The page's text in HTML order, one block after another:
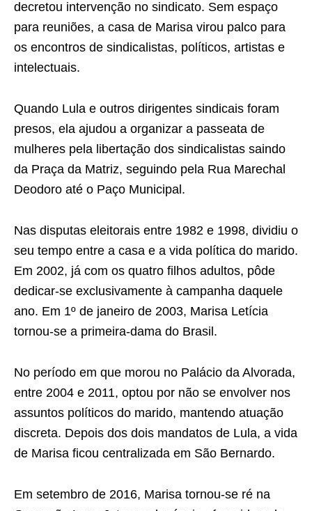
decretou intervenção no sindicato. Sem espaço
para reuniões, a casa de Marisa virou palco para
os encontros de sindicalistas, políticos, artistas e
intelectuais.
Quando Lula e outros dirigentes sindicais foram
presos, ela ajudou a organizar a passeata de
mulheres pela libertação dos sindicalistas saindo
da Praça da Matriz, seguindo pela Rua Marechal
Deodoro até o Paço Municipal.
Nas disputas eleitorais entre 1982 e 1998, dividiu o
seu tempo entre a casa e a vida política do marido.
Em 2002, já com os quatro filhos adultos, pôde
dedicar-se exclusivamente à campanha daquele
ano. Em 1º de janeiro de 2003, Marisa Letícia
tornou-se a primeira-dama do Brasil.
No período em que morou no Palácio da Alvorada,
entre 2004 e 2011, optou por não se envolver nos
assuntos políticos do marido, mantendo atuação
discreta. Depois dos dois mandatos de Lula, a vida
de Marisa ficou centralizada em São Bernardo.
Em setembro de 2016, Marisa tornou-se ré na